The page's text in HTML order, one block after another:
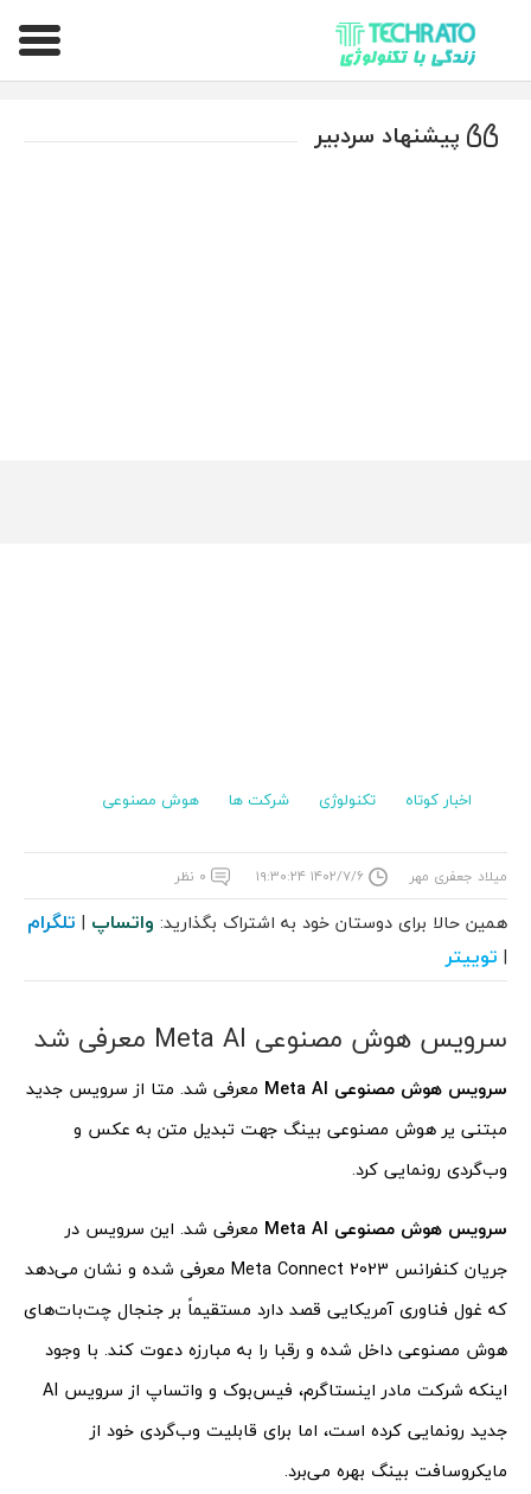
تکراتو – زندگی با تکنولوژی
پیشنهاد سردبیر
اخبار کوتاه تکنولوژی شرکت ها هوش مصنوعی
میلاد جعفری مهر ۱۴۰۲/۷/۶ ۱۹:۳۰:۲۴ ۰ نظر
همین حالا برای دوستان خود به اشتراک بگذارید: واتساپ | تلگرام
| توییتر
سرویس هوش مصنوعی Meta AI معرفی شد
سرویس هوش مصنوعی Meta AI
معرفی شد. متا از سرویس جدید
مبتنی یر هوش مصنوعی بینگ جهت تبدیل متن به عکس و
وب‌گردی رونمایی کرد.
سرویس هوش مصنوعی Meta AI
معرفی شد. این سرویس در
جریان کنفرانس Meta Connect 2023 معرفی شده و نشان می‌دهد
که غول فناوری آمریکایی قصد دارد مستقیماً بر جنجال چت‌بات‌های
هوش مصنوعی داخل شده و رقبا را به مبارزه دعوت کند. با وجود
اینکه شرکت مادر اینستاگرم، فیس‌بوک و واتساپ از سرویس AI
جدید رونمایی کرده است، اما برای قابلیت وب‌گردی خود از
مایکروسافت بینگ بهره می‌برد.